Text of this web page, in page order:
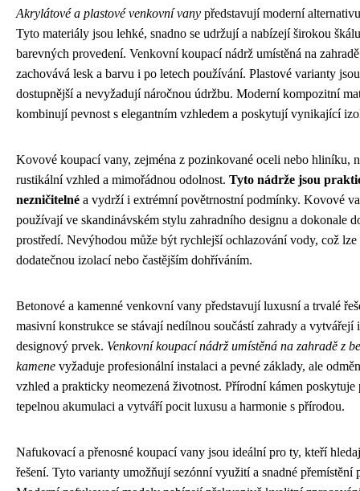
Akrylátové a plastové venkovní vany představují moderní
Tyto materiály jsou lehké, snadno se udržují a nabízejí širokou
barevných provedení. Venkovní koupací nádrž umístěná na
zachovává lesk a barvu i po letech používání. Plastové varianty
dostupnější a nevyžadují náročnou údržbu. Moderní kompozitní
kombinují pevnost s elegantním vzhledem a poskytují vynikající
Kovové koupací vany, zejména z pozinkované oceli nebo hliníku,
rustikální vzhled a mimořádnou odolnost. Tyto nádrže jsou
nezničitelné a vydrží i extrémní povětrnostní podmínky. Kovové
používají ve skandinávském stylu zahradního designu a dokonale
prostředí. Nevýhodou může být rychlejší ochlazování vody, což lze
dodatečnou izolací nebo častějším dohříváním.
Betonové a kamenné venkovní vany představují luxusní a trvalé
masivní konstrukce se stávají nedílnou součástí zahrady a vytvářejí
designový prvek. Venkovní koupací nádrž umístěná na zahradě z
kamene vyžaduje profesionální instalaci a pevné základy, ale
vzhled a prakticky neomezená životnost. Přírodní kámen poskytuje
tepelnou akumulaci a vytváří pocit luxusu a harmonie s přírodou.
Nafukovací a přenosné koupací vany jsou ideální pro ty, kteří
řešení. Tyto varianty umožňují sezónní využití a snadné přemístění